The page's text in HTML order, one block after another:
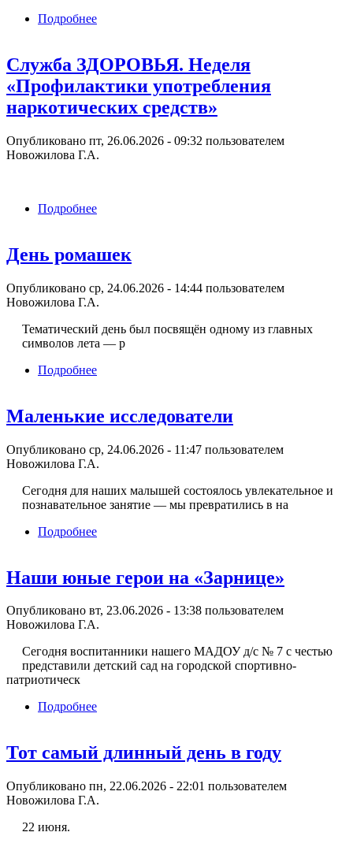
Подробнее
Служба ЗДОРОВЬЯ. Неделя
«Профилактики употребления
наркотических средств»
Опубликовано пт, 26.06.2026 - 09:32 пользователем
Новожилова Г.А.
Подробнее
День ромашек
Опубликовано ср, 24.06.2026 - 14:44 пользователем
Новожилова Г.А.
Тематический день был посвящён одному из главных
символов лета — р
Подробнее
Маленькие исследователи
Опубликовано ср, 24.06.2026 - 11:47 пользователем
Новожилова Г.А.
Сегодня для наших малышей состоялось увлекательное и
познавательное занятие — мы превратились в на
Подробнее
Наши юные герои на «Зарнице»
Опубликовано вт, 23.06.2026 - 13:38 пользователем
Новожилова Г.А.
Сегодня воспитанники нашего МАДОУ д/с № 7 с честью
представили детский сад на городской спортивно-
патриотическ
Подробнее
Тот самый длинный день в году
Опубликовано пн, 22.06.2026 - 22:01 пользователем
Новожилова Г.А.
22 июня.